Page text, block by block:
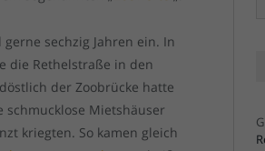
sechzig Jahren ein. In
die Rethelstraße in den
der Zoobrücke hatte
Mietshäuser
kriegten. So kamen gleich